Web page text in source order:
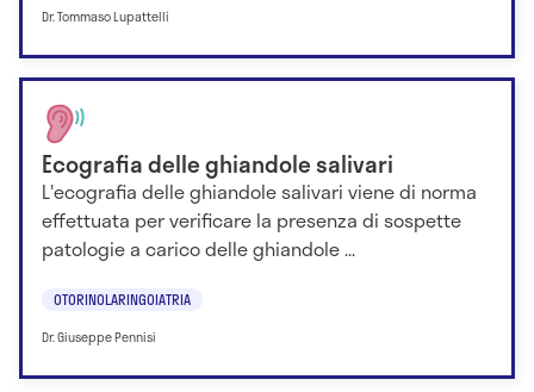
Dr. Tommaso Lupattelli
Ecografia delle ghiandole salivari
L'ecografia delle ghiandole salivari viene di norma
effettuata per verificare la presenza di sospette
patologie a carico delle ghiandole ...
OTORINOLARINGOIATRIA
Dr. Giuseppe Pennisi